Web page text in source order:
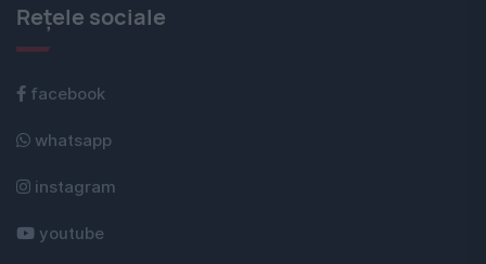
Rețele sociale
facebook
whatsapp
instagram
youtube